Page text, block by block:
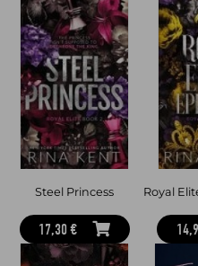
Steel Princess
17,30 €